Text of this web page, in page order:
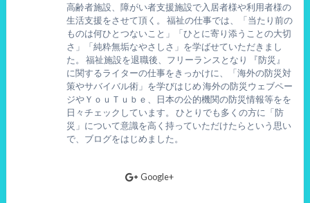
高齢者施設、障がい者支援施設で入居者様や利用者様の
生活支援をさせて頂く。 福祉の仕事では、「当たり前の
ものは何ひとつないこと」「ひとに寄り添うことの大切
さ」「純粋無垢なやさしさ」を学ばせていただきまし
た。 福祉施設を退職後、フリーランスとなり 『防災』
に関するライターの仕事をきっかけに、「海外の防災対
策やサバイバル術」を学びはじめ 海外の防災ウェブペー
ジやＹｏｕＴｕｂｅ、日本の公的機関の防災情報等をを
日々チェックしています。 ひとりでも多くの方に「防
災」について意識を高く持っていただけたらという思い
で、ブログをはじめました。
Google+